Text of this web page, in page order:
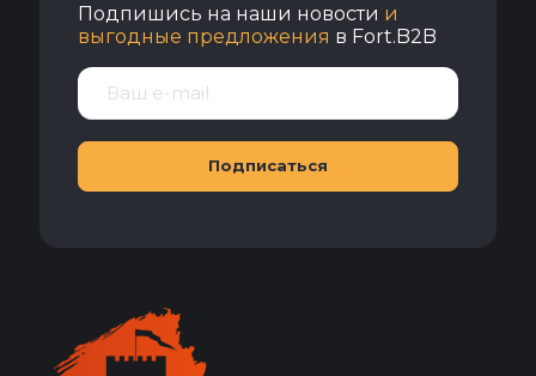
Подпишись на наши новости и
выгодные предложения в Fort.B2B